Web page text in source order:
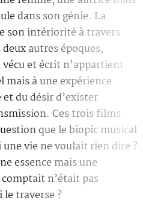
dans son génie. La
son intériorité à travers
autres époques,
et écrit n’appartient
mais à une expérience
du désir d’exister
Ces trois films
que le biopic musical
vie ne voulait rien dire ?
essence mais une
n’était pas
traverse ?